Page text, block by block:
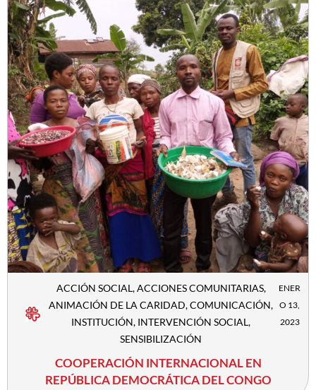
ACCIÓN SOCIAL,ACCIONES COMUNITARIAS,
ANIMACIÓN DE LA CARIDAD,COMUNICACIÓN,
INSTITUCIÓN, INTERVENCIÓN SOCIAL,
SENSIBILIZACIÓN
ENER
O 13,
2023
COOPERACIÓN INTERNACIONAL EN
REPÚBLICA DEMOCRÁTICA DEL CONGO